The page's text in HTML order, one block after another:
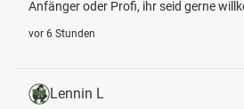
Anfänger oder Profi, ihr seid gerne
vor 6 Stunden
Lennin L